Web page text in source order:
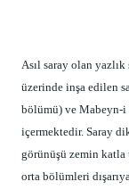
Asıl saray olan yazlık
üzerinde inşa edilen
bölümü) ve Mabeyn-i
içermektedir. Saray
görünüşü zemin katla
orta bölümleri